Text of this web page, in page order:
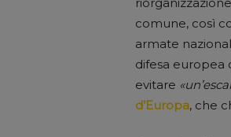
comune, così
armate
difesa europea
evitare
d’Europa, che